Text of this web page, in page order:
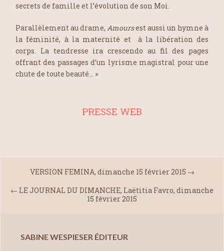
secrets de famille et l’évolution de son Moi.
Parallèlement au drame, Amoursest aussi un hymne à
la féminité, à la maternité et à la libération des
corps. La tendresse ira crescendo au fil des pages
offrant des passages d’un lyrisme magistral pour une
chute de toute beauté… »
PRESSE WEB
VERSION FEMINA, dimanche 15 février 2015 →
← LE JOURNAL DU DIMANCHE, Laëtitia Favro, dimanche
15 février 2015
SABINE WESPIESER ÉDITEUR